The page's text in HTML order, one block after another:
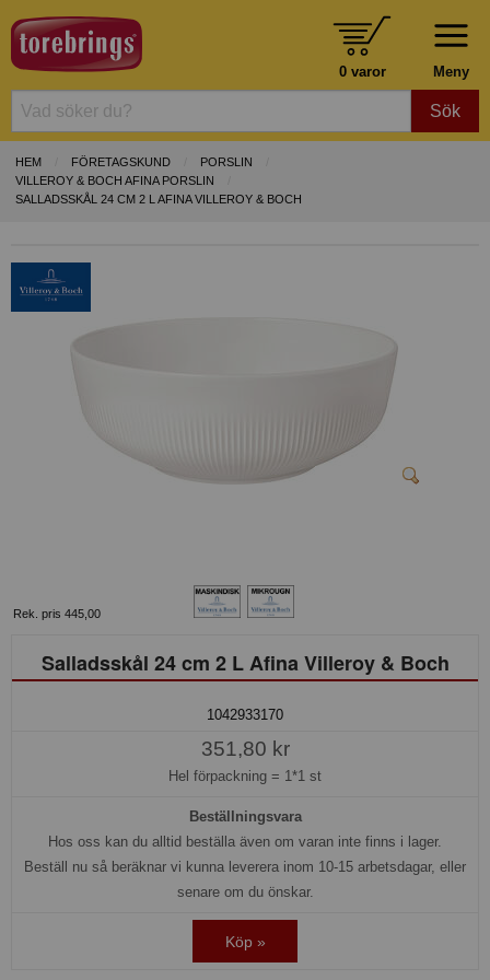
Meny
0 varor
Sök
HEM FÖRETAGSKUND
PORSLIN
VILLEROY & BOCH AFINA PORSLIN
SALLADSSKÅL 24 CM 2 L AFINA VILLEROY & BOCH
Rek. pris 445,00
Salladsskål 24 cm 2 L Afina Villeroy & Boch
1042933170
351,80 kr
Hel förpackning = 1*1 st
Beställningsvara
Hos oss kan du alltid beställa även om varan inte finns i lager.
Beställ nu så beräknar vi kunna leverera inom 10-15 arbetsdagar, eller
senare om du önskar.
Köp »